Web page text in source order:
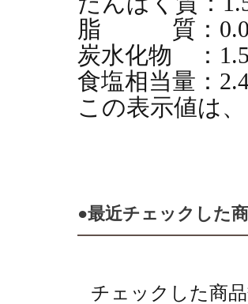
脂 質：
炭水化物 ：
食塩相当量：
この表示値は
●最近チェックした
チェックした商